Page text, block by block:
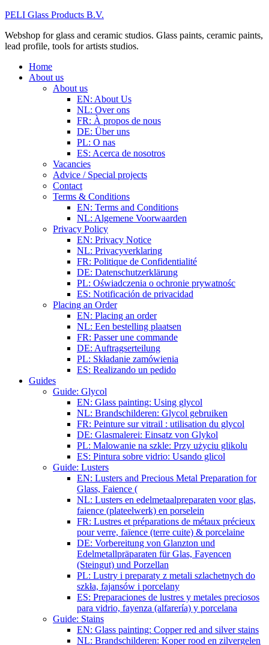
PELI Glass Products B.V.
Webshop for glass and ceramic studios. Glass paints, ceramic paints,
lead profile, tools for artists studios.
Home
About us
About us
EN: About Us
NL: Over ons
FR: À propos de nous
DE: Über uns
PL: O nas
ES: Acerca de nosotros
Vacancies
Advice / Special projects
Contact
Terms & Conditions
EN: Terms and Conditions
NL: Algemene Voorwaarden
Privacy Policy
EN: Privacy Notice
NL: Privacyverklaring
FR: Politique de Confidentialité
DE: Datenschutzerklärung
PL: Oświadczenia o ochronie prywatnośc
ES: Notificación de privacidad
Placing an Order
EN: Placing an order
NL: Een bestelling plaatsen
FR: Passer une commande
DE: Auftragserteilung
PL: Składanie zamówienia
ES: Realizando un pedido
Guides
Guide: Glycol
EN: Glass painting: Using glycol
NL: Brandschilderen: Glycol gebruiken
FR: Peinture sur vitrail : utilisation du glycol
DE: Glasmalerei: Einsatz von Glykol
PL: Malowanie na szkle: Przy użyciu glikolu
ES: Pintura sobre vidrio: Usando glicol
Guide: Lusters
EN: Lusters and Precious Metal Preparation for
Glass, Faience (
NL: Lusters en edelmetaalpreparaten voor glas,
faience (plateelwerk) en porselein
FR: Lustres et préparations de métaux précieux
pour verre, faïence (terre cuite) & porcelaine
DE: Vorbereitung von Glanzton und
Edelmetallpräparaten für Glas, Fayencen
(Steingut) und Porzellan
PL: Lustry i preparaty z metali szlachetnych do
szkła, fajansów i porcelany
ES: Preparaciones de lustres y metales preciosos
para vidrio, fayenza (alfarería) y porcelana
Guide: Stains
EN: Glass painting: Copper red and silver stains
NL: Brandschilderen: Koper rood en zilvergelen